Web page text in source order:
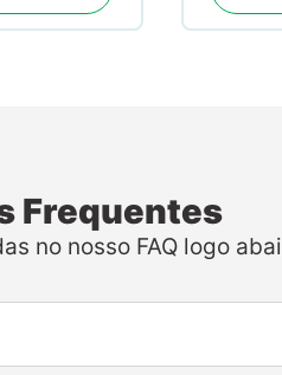
Frequentes
no nosso FAQ logo